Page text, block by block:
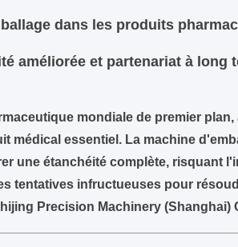
dans les produits
améliorée et partenariat à long
mondiale de premier
médical essentiel. La machine
une étanchéité complète, risquant
tentatives infructueuses pour
Precision Machinery (Shanghai)